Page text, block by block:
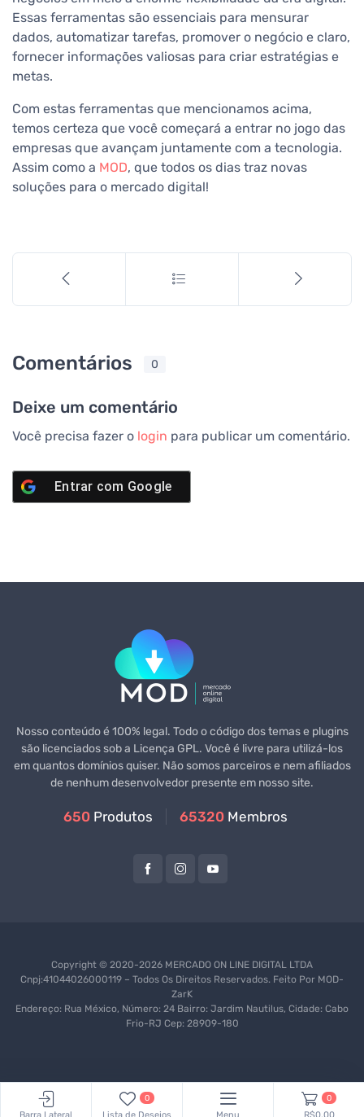
Essas ferramentas são essenciais para mensurar
dados, automatizar tarefas, promover o negócio e claro,
fornecer informações valiosas para criar estratégias e
metas.
Com estas ferramentas que mencionamos acima,
temos certeza que você começará a entrar no jogo das
empresas que avançam juntamente com a tecnologia.
Assim como a MOD, que todos os dias traz novas
soluções para o mercado digital!
Comentários 0
Deixe um comentário
Você precisa fazer o login para publicar um comentário.
Entrar com Google
Nosso conteúdo é 100% legal. Todo o código dos temas e plugins
são licenciados sob a Licença GPL. Você é livre para utilizá-los
em quantos domínios quiser. Não somos parceiros e nem afiliados
de nenhum desenvolvedor presente em nosso site.
650 Produtos 65320 Membros
Copyright © 2020-2026 MERCADO ON LINE DIGITAL LTDA
Cnpj:41044026000119 – Todos Os Direitos Reservados. Feito Por MOD-
ZarK
Endereço: Rua México, Número: 24 Bairro: Jardim Nautilus, Cidade: Cabo
Frio-RJ Cep: 28909-180
0 0